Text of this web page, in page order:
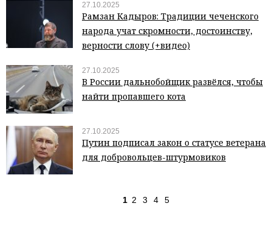
27.10.2025
Рамзан Кадыров: Традиции чеченского
народа учат скромности, достоинству,
верности слову (+видео)
27.10.2025
В России дальнобойщик развёлся, чтобы
найти пропавшего кота
27.10.2025
Путин подписал закон о статусе ветерана
для добровольцев-штурмовиков
1 2 3 4 5